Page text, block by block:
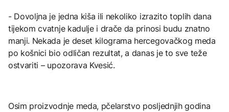
- Dovoljna je jedna kiša ili nekoliko izrazito toplih dana
tijekom cvatnje kadulje i drače da prinosi budu znatno
manji. Nekada je deset kilograma hercegovačkog meda
po košnici bio odličan rezultat, a danas je to sve teže
ostvariti – upozorava Kvesić.
Osim proizvodnje meda, pčelarstvo posljednjih godina